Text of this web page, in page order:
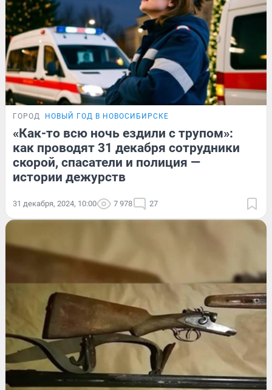
ГОРОД НОВЫЙ ГОД В НОВОСИБИРСКЕ
«Как-то всю ночь ездили с трупом»:
как проводят 31 декабря сотрудники
скорой, спасатели и полиция —
истории дежурств
31 декабря, 2024, 10:00 7 978 27